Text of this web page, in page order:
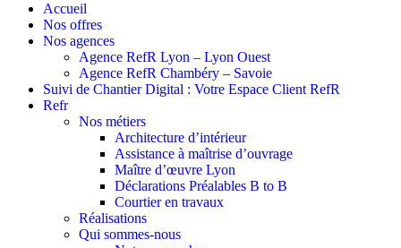
Accueil
Nos offres
Nos agences
Agence RefR Lyon – Lyon Ouest
Agence RefR Chambéry – Savoie
Suivi de Chantier Digital : Votre Espace Client RefR
Refr
Nos métiers
Architecture d’intérieur
Assistance à maîtrise d’ouvrage
Maître d’œuvre Lyon
Déclarations Préalables B to B
Courtier en travaux
Réalisations
Qui sommes-nous